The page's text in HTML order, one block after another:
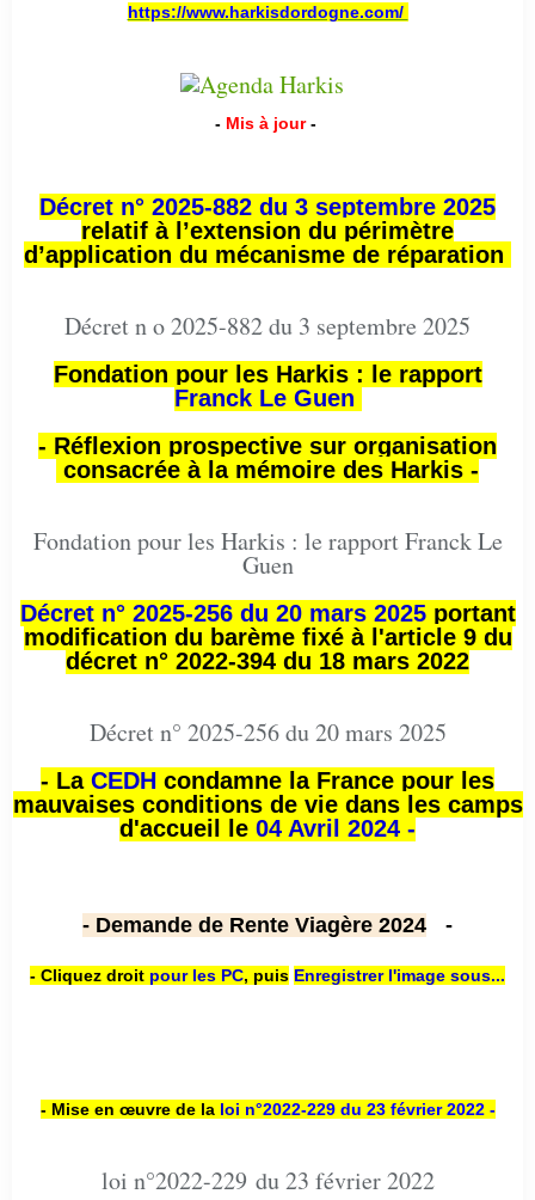
https://www.harkisdordogne.com/
- Mis à jour -
Décret n° 2025-882 du 3 septembre 2025
relatif à l’extension du périmètre
d’application du mécanisme de réparation
Décret n o 2025-882 du 3 septembre 2025
Fondation pour les Harkis : le rapport
Franck Le Guen
- Réflexion prospective sur organisation
consacrée à la mémoire des Harkis -
Fondation pour les Harkis : le rapport Franck Le
Guen
Décret n° 2025-256 du 20 mars 2025portant
modification du barème fixé à l'article 9 du
décret n° 2022-394 du 18 mars 2022
Décret n° 2025-256 du 20 mars 2025
- La CEDH condamne la France pour les
mauvaises conditions de vie dans les camps
d'accueil le 04 Avril 2024 -
- Demande de Rente Viagère 2024 -
- Cliquez droit pour les PC, puis Enregistrer l'image sous...
- Mise en œuvre de la loi n°2022-229 du 23 février 2022 -
loi n°2022-229 du 23 février 2022